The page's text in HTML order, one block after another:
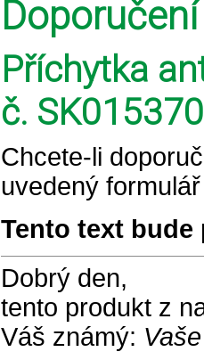
Příchytka
č. SK015370
Chcete-li
uvedený
Tento text
Dobrý den,
tento produkt z
Váš známý: